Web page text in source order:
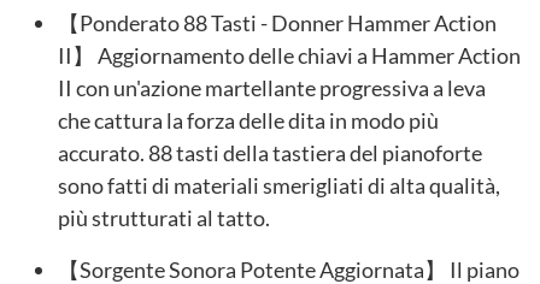
【Ponderato 88 Tasti - Donner Hammer Action
II】 Aggiornamento delle chiavi a Hammer Action
II con un'azione martellante progressiva a leva
che cattura la forza delle dita in modo più
accurato. 88 tasti della tastiera del pianoforte
sono fatti di materiali smerigliati di alta qualità,
più strutturati al tatto.
【Sorgente Sonora Potente Aggiornata】 Il piano